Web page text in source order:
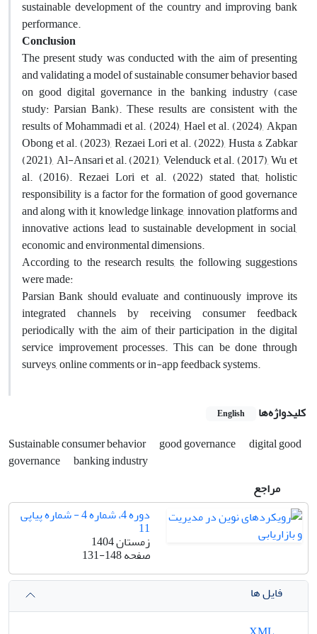
sustainable development of the country and improving bank
performance.
Conclusion
The present study was conducted with the aim of presenting
and validating a model of sustainable consumer behavior based
on good digital governance in the banking industry (case
study: Parsian Bank). These results are consistent with the
results of Mohammadi et al. (2024), Hael et al. (2024), Akpan
Obong et al. (2023), Rezaei Lori et al. (2022), Husta & Zabkar
(2021), Al-Ansari et al. (2021), Velenduck et al. (2017), Wu et
al. (2016). Rezaei Lori et al. (2022) stated that; holistic
responsibility is a factor for the formation of good governance
and along with it, knowledge linkage, innovation platforms and
innovative actions lead to sustainable development in social,
economic and environmental dimensions.
According to the research results, the following suggestions
were made:
Parsian Bank should evaluate and continuously improve its
integrated channels by receiving consumer feedback
periodically with the aim of their participation in the digital
service improvement processes. This can be done through
surveys, online comments or in-app feedback systems.
کلیدواژه‌ها English
Sustainable consumer behavior good governance
digital good
governance
banking industry
مراجع
دوره 4، شماره 4 - شماره پیاپی
11
زمستان 1404
صفحه131-148
فایل ها